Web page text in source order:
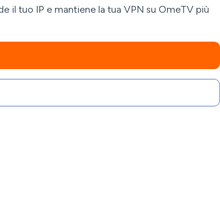
il tuo IP e mantiene la tua VPN su OmeTV più